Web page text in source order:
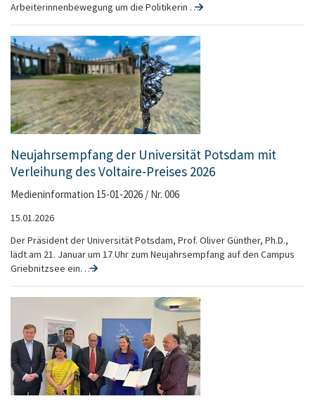
Arbeiterinnenbewegung um die Politikerin …
Neujahrsempfang der Universität Potsdam mit
Verleihung des Voltaire-Preises 2026
Medieninformation 15-01-2026 / Nr. 006
15.01.2026
Der Präsident der Universität Potsdam, Prof. Oliver Günther, Ph.D.,
lädt am 21. Januar um 17 Uhr zum Neujahrsempfang auf den Campus
Griebnitzsee ein. …